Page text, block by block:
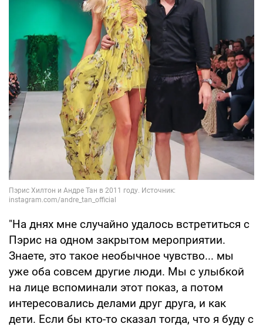
"На днях мне случайно удалось встретиться с
Пэрис на одном закрытом мероприятии.
Знаете, это такое необычное чувство... мы
уже оба совсем другие люди. Мы с улыбкой
на лице вспоминали этот показ, а потом
интересовались делами друг друга, и как
дети. Если бы кто-то сказал тогда, что я буду с